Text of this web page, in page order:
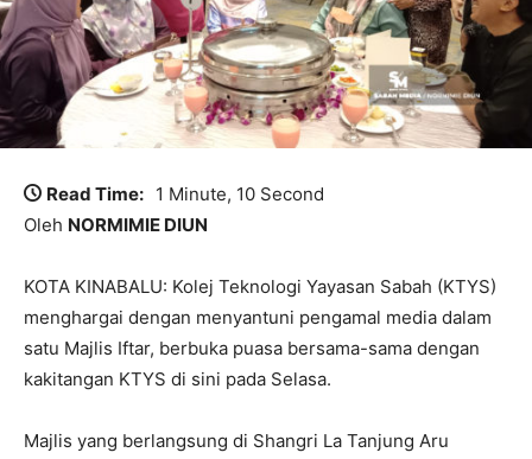
Read Time: 1 Minute, 10 Second
Oleh NORMIMIE DIUN
KOTA KINABALU: Kolej Teknologi Yayasan Sabah (KTYS)
menghargai dengan menyantuni pengamal media dalam
satu Majlis Iftar, berbuka puasa bersama-sama dengan
kakitangan KTYS di sini pada Selasa.
Majlis yang berlangsung di Shangri La Tanjung Aru